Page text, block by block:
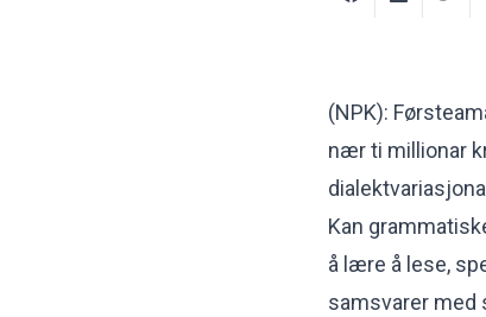
(NPK):
nær ti millionar
Kan
å lære å lese,
samsvarer med